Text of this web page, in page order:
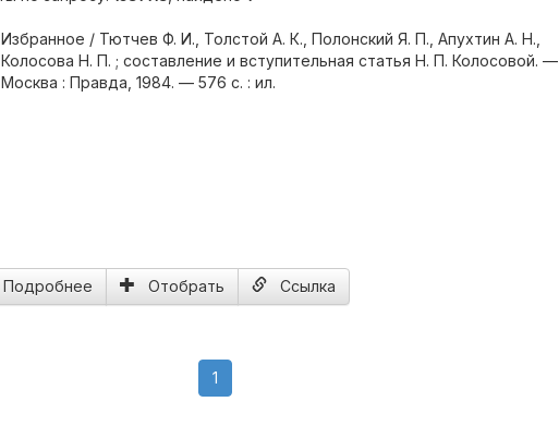
Избранное / Тютчев Ф. И., Толстой А. К., Полонский Я. П., Апухтин А. Н.,
Колосова Н. П. ; составление и вступительная статья Н. П. Колосовой. —
Москва : Правда, 1984. — 576 с. : ил.
Подробнее Отобрать Ссылка
1(current)